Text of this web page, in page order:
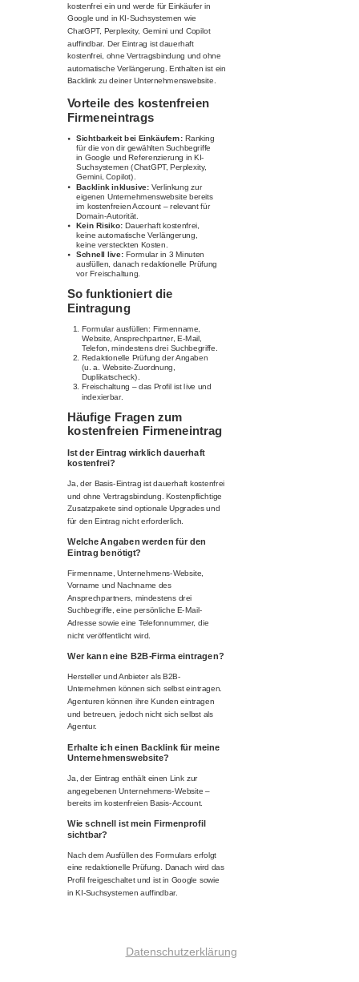
Datenschutzerklärung
kostenfrei ein und werde für Einkäufer in
Google und in KI-Suchsystemen wie
ChatGPT, Perplexity, Gemini und Copilot
auffindbar. Der Eintrag ist dauerhaft
kostenfrei, ohne Vertragsbindung und ohne
automatische Verlängerung. Enthalten ist ein
Backlink zu deiner Unternehmenswebsite.
Vorteile des kostenfreien
Firmeneintrags
Sichtbarkeit bei Einkäufern: Ranking
für die von dir gewählten Suchbegriffe
in Google und Referenzierung in KI-
Suchsystemen (ChatGPT, Perplexity,
Gemini, Copilot).
Backlink inklusive: Verlinkung zur
eigenen Unternehmenswebsite bereits
im kostenfreien Account – relevant für
Domain-Autorität.
Kein Risiko: Dauerhaft kostenfrei,
keine automatische Verlängerung,
keine versteckten Kosten.
Schnell live: Formular in 3 Minuten
ausfüllen, danach redaktionelle Prüfung
vor Freischaltung.
So funktioniert die
Eintragung
Formular ausfüllen: Firmenname,
Website, Ansprechpartner, E-Mail,
Telefon, mindestens drei Suchbegriffe.
Redaktionelle Prüfung der Angaben
(u. a. Website-Zuordnung,
Duplikatscheck).
Freischaltung – das Profil ist live und
indexierbar.
Häufige Fragen zum
kostenfreien Firmeneintrag
Ist der Eintrag wirklich dauerhaft
kostenfrei?
Ja, der Basis-Eintrag ist dauerhaft kostenfrei
und ohne Vertragsbindung. Kostenpflichtige
Zusatzpakete sind optionale Upgrades und
für den Eintrag nicht erforderlich.
Welche Angaben werden für den
Eintrag benötigt?
Firmenname, Unternehmens-Website,
Vorname und Nachname des
Ansprechpartners, mindestens drei
Suchbegriffe, eine persönliche E-Mail-
Adresse sowie eine Telefonnummer, die
nicht veröffentlicht wird.
Wer kann eine B2B-Firma eintragen?
Hersteller und Anbieter als B2B-
Unternehmen können sich selbst eintragen.
Agenturen können ihre Kunden eintragen
und betreuen, jedoch nicht sich selbst als
Agentur.
Erhalte ich einen Backlink für meine
Unternehmenswebsite?
Ja, der Eintrag enthält einen Link zur
angegebenen Unternehmens-Website –
bereits im kostenfreien Basis-Account.
Wie schnell ist mein Firmenprofil
sichtbar?
Nach dem Ausfüllen des Formulars erfolgt
eine redaktionelle Prüfung. Danach wird das
Profil freigeschaltet und ist in Google sowie
in KI-Suchsystemen auffindbar.